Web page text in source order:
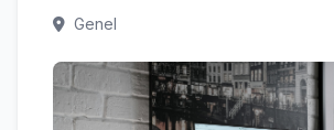
Genel